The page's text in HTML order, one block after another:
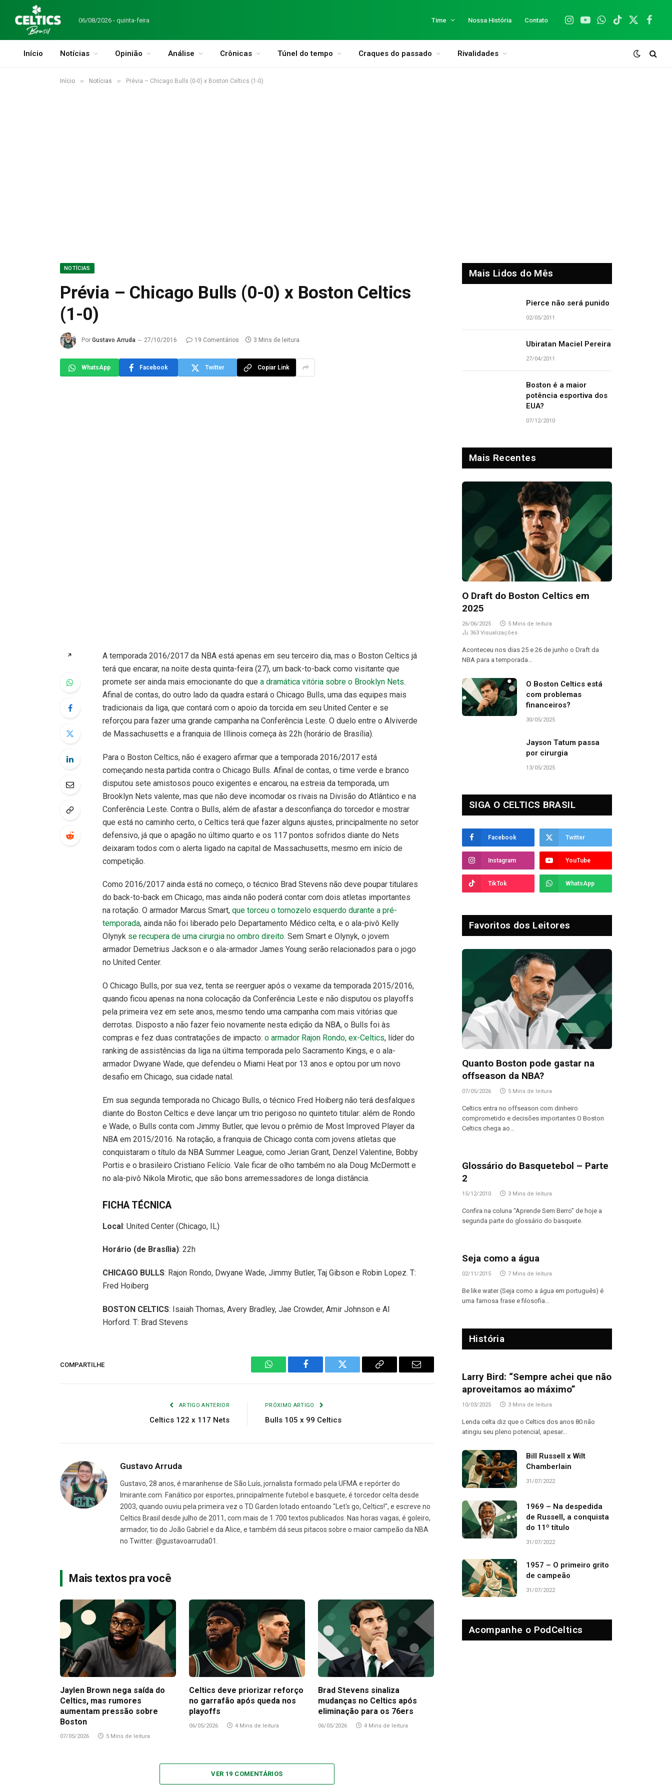
06/08/2026 - quinta-feira Time Nossa História Contato
Instagram
YouTubeWhatsApp
TikTok
X
Início Notícias Opinião Análise Crônicas Túnel do tempo Craques do passado Rivalidades
Início » Notícias » Prévia – Chicago Bulls (0-0) x Boston Celtics (1-0)
NOTÍCIAS
Prévia – Chicago Bulls (0-0) x Boston Celtics
(1-0)
Por Gustavo Arruda 27/10/2016 19 Comentários 3 Mins de leitura
WhatsApp Facebook Twitter Copiar Link
↗
A temporada 2016/2017 da NBA está apenas em seu terceiro dia, mas o Boston Celtics já
terá que encarar, na noite desta quinta-feira (27), um back-to-back como visitante que
promete ser ainda mais emocionante do que a dramática vitória sobre o Brooklyn Nets.
Afinal de contas, do outro lado da quadra estará o Chicago Bulls, uma das equipes mais
tradicionais da liga, que contará com o apoio da torcida em seu United Center e se
reforçou para fazer uma grande campanha na Conferência Leste. O duelo entre o Alviverde
de Massachusetts e a franquia de Illinois começa às 22h (horário de Brasília).
Para o Boston Celtics, não é exagero afirmar que a temporada 2016/2017 está
começando nesta partida contra o Chicago Bulls. Afinal de contas, o time verde e branco
disputou sete amistosos pouco exigentes e encarou, na estreia da temporada, um
Brooklyn Nets valente, mas que não deve incomodar os rivais na Divisão do Atlântico e na
Conferência Leste. Contra o Bulls, além de afastar a desconfiança do torcedor e mostrar
que está no caminho certo, o Celtics terá que fazer alguns ajustes, principalmente no setor
defensivo, já que o apagão no último quarto e os 117 pontos sofridos diante do Nets
deixaram todos com o alerta ligado na capital de Massachusetts, mesmo em início de
competição.
Como 2016/2017 ainda está no começo, o técnico Brad Stevens não deve poupar titulares
do back-to-back em Chicago, mas ainda não poderá contar com dois atletas importantes
na rotação. O armador Marcus Smart, que torceu o tornozelo esquerdo durante a pré-
temporada, ainda não foi liberado pelo Departamento Médico celta, e o ala-pivô Kelly
Olynyk se recupera de uma cirurgia no ombro direito. Sem Smart e Olynyk, o jovem
armador Demetrius Jackson e o ala-armador James Young serão relacionados para o jogo
no United Center.
O Chicago Bulls, por sua vez, tenta se reerguer após o vexame da temporada 2015/2016,
quando ficou apenas na nona colocação da Conferência Leste e não disputou os playoffs
pela primeira vez em sete anos, mesmo tendo uma campanha com mais vitórias que
derrotas. Disposto a não fazer feio novamente nesta edição da NBA, o Bulls foi às
compras e fez duas contratações de impacto: o armador Rajon Rondo, ex-Celtics, líder do
ranking de assistências da liga na última temporada pelo Sacramento Kings, e o ala-
armador Dwyane Wade, que defendeu o Miami Heat por 13 anos e optou por um novo
desafio em Chicago, sua cidade natal.
Em sua segunda temporada no Chicago Bulls, o técnico Fred Hoiberg não terá desfalques
diante do Boston Celtics e deve lançar um trio perigoso no quinteto titular: além de Rondo
e Wade, o Bulls conta com Jimmy Butler, que levou o prêmio de Most Improved Player da
NBA em 2015/2016. Na rotação, a franquia de Chicago conta com jovens atletas que
conquistaram o título da NBA Summer League, como Jerian Grant, Denzel Valentine, Bobby
Portis e o brasileiro Cristiano Felício. Vale ficar de olho também no ala Doug McDermott e
no ala-pivô Nikola Mirotic, que são bons arremessadores de longa distância.
FICHA TÉCNICA
Local: United Center (Chicago, IL)
Horário (de Brasília): 22h
CHICAGO BULLS: Rajon Rondo, Dwyane Wade, Jimmy Butler, Taj Gibson e Robin Lopez. T:
Fred Hoiberg
BOSTON CELTICS: Isaiah Thomas, Avery Bradley, Jae Crowder, Amir Johnson e Al
Horford. T: Brad Stevens
COMPARTILHE
WhatsAppFacebook Twitter
Copiar
E-
ARTIGO ANTERIOR
Celtics 122 x 117 Nets
PRÓXIMO ARTIGO
Bulls 105 x 99 Celtics
Gustavo Arruda
Gustavo, 28 anos, é maranhense de São Luís, jornalista formado pela UFMA e repórter do
Imirante.com. Fanático por esportes, principalmente futebol e basquete, é torcedor celta desde
2003, quando ouviu pela primeira vez o TD Garden lotado entoando "Let's go, Celtics!", e escreve no
Celtics Brasil desde julho de 2011, com mais de 1.700 textos publicados. Nas horas vagas, é goleiro,
armador, tio do João Gabriel e da Alice, e também dá seus pitacos sobre o maior campeão da NBA
no Twitter: @gustavoarruda01.
Mais textos pra você
Jaylen Brown nega saída do
Celtics, mas rumores
aumentam pressão sobre
Boston
07/05/2026 5 Mins de leitura
Celtics deve priorizar reforço
no garrafão após queda nos
playoffs
06/05/2026 4 Mins de leitura
Brad Stevens sinaliza
mudanças no Celtics após
eliminação para os 76ers
06/05/2026 4 Mins de leitura
VER 19 COMENTÁRIOS
Mais Lidos do Mês
Pierce não será punido
02/05/2011
Ubiratan Maciel Pereira
27/04/2011
Boston é a maior
potência esportiva dos
EUA?
07/12/2010
Mais Recentes
O Draft do Boston Celtics em
2025
26/06/2025
5 Mins de leitura
363 Visualizações
Aconteceu nos dias 25 e 26 de junho o Draft da
NBA para a temporada…
O Boston Celtics está
com problemas
financeiros?
30/05/2025
Jayson Tatum passa
por cirurgia
13/05/2025
SIGA O CELTICS BRASIL
Facebook Twitter
Instagram YouTube
TikTok WhatsApp
Favoritos dos Leitores
Quanto Boston pode gastar na
offseason da NBA?
07/05/2026 5 Mins de leitura
Celtics entra no offseason com dinheiro
comprometido e decisões importantes O Boston
Celtics chega ao…
Glossário do Basquetebol – Parte
2
15/12/2010 3 Mins de leitura
Confira na coluna “Aprende Sem Berro” de hoje a
segunda parte do glossário do basquete.
Seja como a água
02/11/2015 7 Mins de leitura
Be like water (Seja como a água em português) é
uma famosa frase e filosofia…
História
Larry Bird: “Sempre achei que não
aproveitamos ao máximo”
10/03/2025 3 Mins de leitura
Lenda celta diz que o Celtics dos anos 80 não
atingiu seu pleno potencial, apesar…
Bill Russell x Wilt
Chamberlain
31/07/2022
1969 – Na despedida
de Russell, a conquista
do 11º título
31/07/2022
1957 – O primeiro grito
de campeão
31/07/2022
Acompanhe o PodCeltics